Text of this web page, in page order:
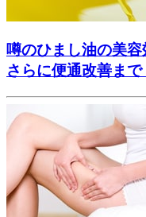
噂のひまし油の美
さらに便通改善まで